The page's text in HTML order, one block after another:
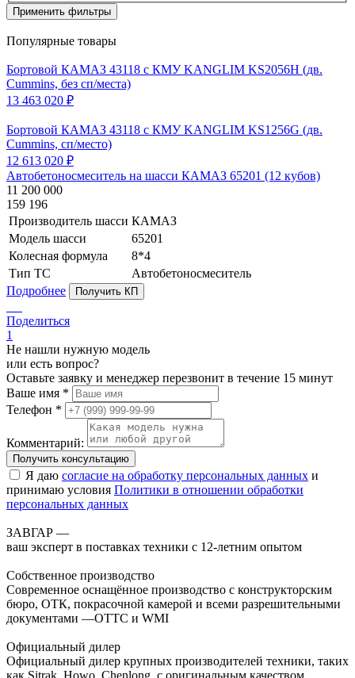
Применить фильтры
Популярные товары
Бортовой КАМАЗ 43118 с КМУ KANGLIM KS2056H (дв.
Cummins, без сп/места)
13 463 020 ₽
Бортовой КАМАЗ 43118 с КМУ KANGLIM KS1256G (дв.
Cummins, сп/место)
12 613 020 ₽
Автобетоносмеситель на шасси КАМАЗ 65201 (12 кубов)
11 200 000
159 196
Производитель шасси КАМАЗ
Модель шасси
65201
Колесная формула
8*4
Тип ТС
Автобетоносмеситель
Подробнее
Получить КП
Поделиться
1
Не нашли нужную модель
или есть вопрос?
Оставьте заявку и менеджер перезвонит в течение 15 минут
Ваше имя *
Телефон *
Комментарий:
Получить консультацию
Я даю согласие на обработку персональных данных и
принимаю условия Политики в отношении обработки
персональных данных
ЗАВГАР —
ваш эксперт в поставках техники с 12-летним опытом
Собственное производство
Современное оснащённое производство с конструкторским
бюро, ОТК, покрасочной камерой и всеми разрешительными
документами —ОТТС и WMI
Официальный дилер
Официальный дилер крупных производителей техники, таких